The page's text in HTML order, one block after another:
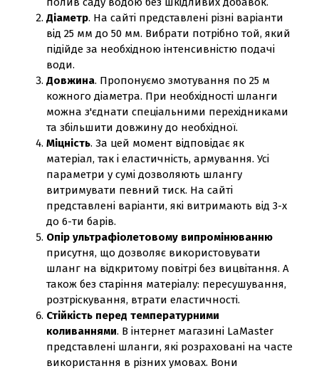
Діаметр. На сайті представлені різні варіанти
від 25 мм до 50 мм. Вибрати потрібно той, який
підійде за необхідною інтенсивністю подачі
води.
Довжина. Пропонуємо змотування по 25 м
кожного діаметра. При необхідності шланги
можна з'єднати спеціальними перехідниками
та збільшити довжину до необхідної.
Міцність. За цей момент відповідає як
матеріал, так і еластичність, армування. Усі
параметри у сумі дозволяють шлангу
витримувати певний тиск. На сайті
представлені варіанти, які витримають від 3-х
до 6-ти барів.
Опір ультрафіолетовому випромінюванню
присутня, що дозволяє використовувати
шланг на відкритому повітрі без вицвітання. А
також без старіння матеріалу: пересушування,
розтріскування, втрати еластичності.
Стійкість перед температурними
коливаннями. В інтернет магазині LaMaster
представлені шланги, які розраховані на часте
використання в різних умовах. Вони